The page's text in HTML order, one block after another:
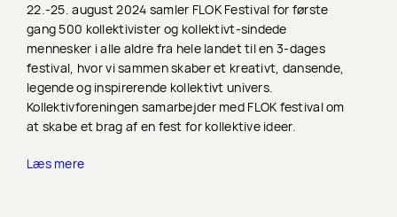
22.-25. august 2024 samler FLOK Festival for første
gang 500 kollektivister og kollektivt-sindede
mennesker i alle aldre fra hele landet til en 3-dages
festival, hvor vi sammen skaber et kreativt, dansende,
legende og inspirerende kollektivt univers.
Kollektivforeningen samarbejder med FLOK festival om
at skabe et brag af en fest for kollektive ideer.
Læs mere